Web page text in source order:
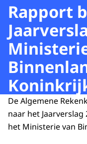
Rapport
De Algemene
naar het
het Ministerie van